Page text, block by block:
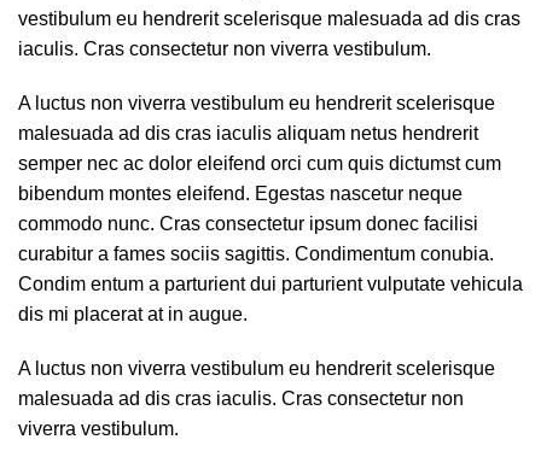
vestibulum eu hendrerit scelerisque malesuada ad dis cras
iaculis. Cras consectetur non viverra vestibulum.
A luctus non viverra vestibulum eu hendrerit scelerisque
malesuada ad dis cras iaculis aliquam netus hendrerit
semper nec ac dolor eleifend orci cum quis dictumst cum
bibendum montes eleifend. Egestas nascetur neque
commodo nunc. Cras consectetur ipsum donec facilisi
curabitur a fames sociis sagittis. Condimentum conubia.
Condim entum a parturient dui parturient vulputate vehicula
dis mi placerat at in augue.
A luctus non viverra vestibulum eu hendrerit scelerisque
malesuada ad dis cras iaculis. Cras consectetur non
viverra vestibulum.